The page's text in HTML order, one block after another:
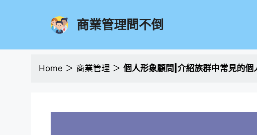
商業管理問不倒
Home ＞ 商業管理 ＞ 個人形象顧問|介紹族群中常見的